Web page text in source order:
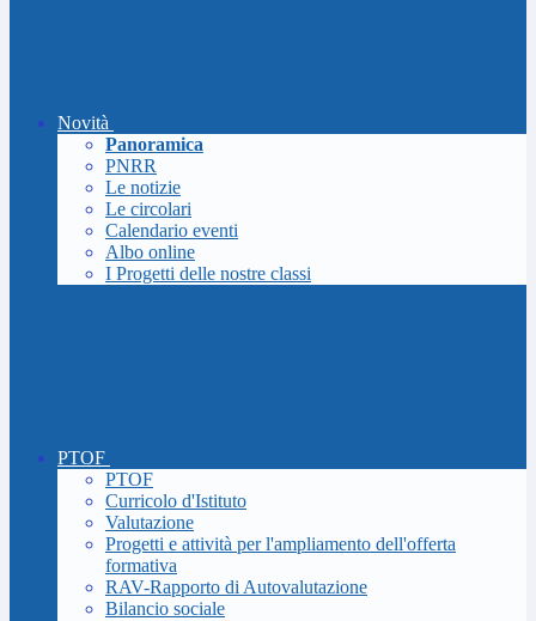
Novità
Panoramica
PNRR
Le notizie
Le circolari
Calendario eventi
Albo online
I Progetti delle nostre classi
PTOF
PTOF
Curricolo d'Istituto
Valutazione
Progetti e attività per l'ampliamento dell'offerta
formativa
RAV-Rapporto di Autovalutazione
Bilancio sociale